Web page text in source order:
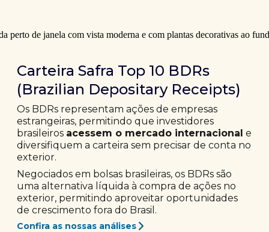
Carteira Safra Top 10 BDRs
(Brazilian Depositary Receipts)
Os BDRs representam ações de empresas
estrangeiras, permitindo que investidores
brasileiros acessem o mercado internacional e
diversifiquem a carteira sem precisar de conta no
exterior.
Negociados em bolsas brasileiras, os BDRs são
uma alternativa líquida à compra de ações no
exterior, permitindo aproveitar oportunidades
de crescimento fora do Brasil.
Confira as nossas análises